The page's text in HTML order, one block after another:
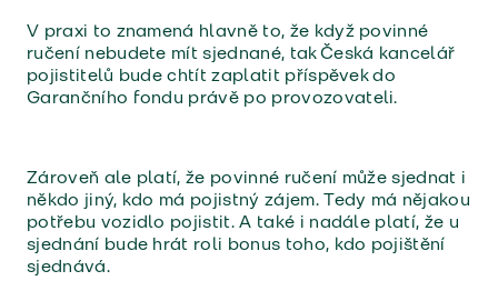
V praxi to znamená hlavně to, že když povinné
ručení nebudete mít sjednané, tak Česká kancelář
pojistitelů bude chtít zaplatit příspěvek do
Garančního fondu právě po provozovateli.
Zároveň ale platí, že povinné ručení může sjednat i
někdo jiný, kdo má pojistný zájem. Tedy má nějakou
potřebu vozidlo pojistit. A také i nadále platí, že u
sjednání bude hrát roli bonus toho, kdo pojištění
sjednává.